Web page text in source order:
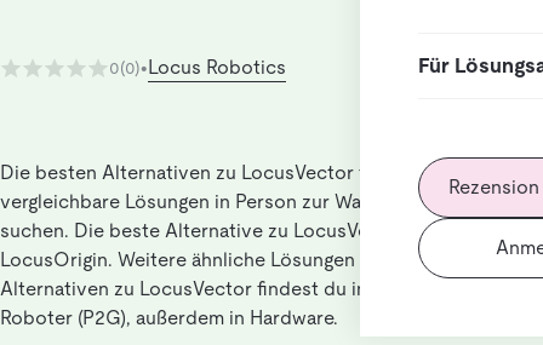
Für
0(0)•Locus Robotics
Die besten Alternativen zu LocusVector für Nutzer, die
vergleichbare Lösungen in Person zur Ware Roboter (P2G)
suchen. Die beste Alternative zu LocusVector ist
LocusOrigin. Weitere ähnliche Lösungen sind advasolutions.
Alternativen zu LocusVector findest du in Person zur Ware
Roboter (P2G), außerdem in Hardware.